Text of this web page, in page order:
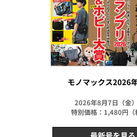
モノマックス2026
2026年8月7日（金
特別価格：1,480円（